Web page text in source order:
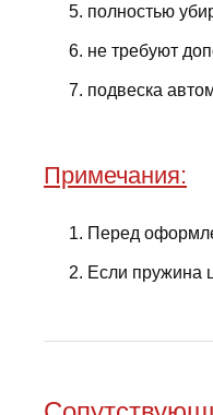
полностью
не требуют
подвеска
Примечания:
Перед
Если пружина